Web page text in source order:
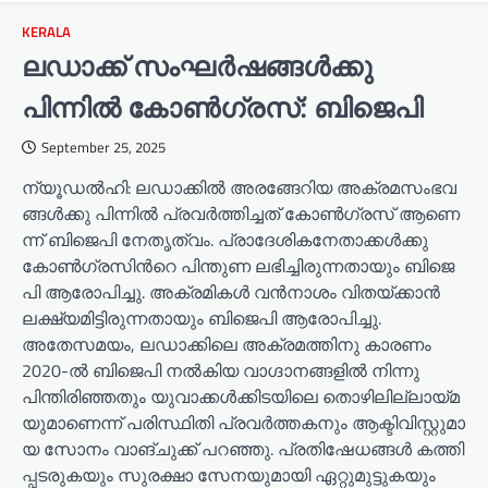
KERALA
ലഡാക്ക് സംഘർഷങ്ങൾക്കു
പിന്നിൽ കോ​ൺ​ഗ്ര​സ്: ബി​ജെ​പി
September 25, 2025
ന്യൂ​ഡ​ൽ‌​ഹി: ല​ഡാ​ക്കി​ൽ അ​ര​ങ്ങേ​റി​യ അ​ക്ര​മ​സം​ഭ​വ​
ങ്ങ​ൾ​ക്കു പി​ന്നി​ൽ പ്ര​വ​ർ​ത്തി​ച്ച​ത് കോ​ൺ​ഗ്ര​സ് ആ​ണെ​
ന്ന് ബി​ജെ​പി നേ​തൃ​ത്വം. പ്രാ​ദേ​ശി​ക​നേ​താ​ക്ക​ൾ​ക്കു
കോ​ൺ​ഗ്ര​സി​ന്‍റെ പി​ന്തു​ണ ല​ഭി​ച്ചി​രു​ന്ന​താ​യും ബി​ജെ​
പി ആ​രോ​പി​ച്ചു. അക്രമികൾ വൻനാശം വിതയ്ക്കാൻ
ലക്ഷ്യമിട്ടിരുന്നതായും ബിജെപി ആരോപിച്ചു.
അതേസമയം, ലഡാ​ക്കി​ലെ അ​ക്ര​മ​ത്തി​നു കാ​ര​ണം
2020-ൽ ​ബി​ജെ​പി ന​ൽ​കി​യ വാ​ഗ്ദാ​ന​ങ്ങ​ളി​ൽ നി​ന്നു
പിന്തിരിഞ്ഞതും യു​വാ​ക്ക​ൾ​ക്കി​ട​യി​ലെ തൊ​ഴി​ലി​ല്ലാ​യ്മ​
യു​മാ​ണെ​ന്ന് പ​രി​സ്ഥി​തി പ്ര​വ​ർ​ത്ത​ക​നും ആ​ക്ടി​വി​സ്റ്റു​മാ​
യ സോ​നം വാ​ങ്ചു​ക്ക് പ​റ​ഞ്ഞു. പ്ര​തി​ഷേ​ധ​ങ്ങ​ൾ ക​ത്തി​
പ്പ​ട​രു​ക​യും സു​ര​ക്ഷാ സേ​ന​യു​മാ​യി ഏ​റ്റു​മു​ട്ടു​ക​യും